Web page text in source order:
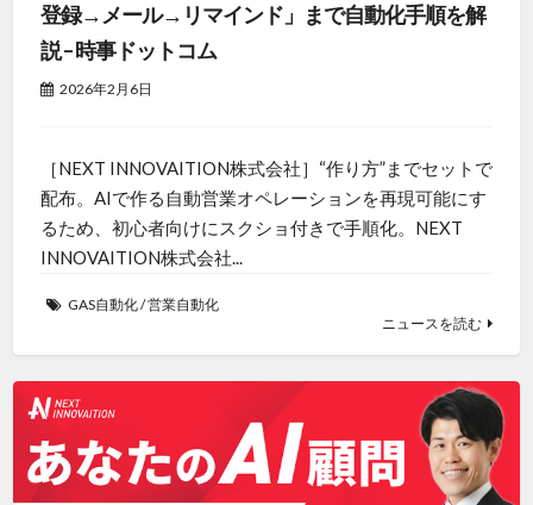
登録→メール→リマインド」まで自動化手順を解
説 – 時事ドットコム
2026年2月6日
［NEXT INNOVAITION株式会社］“作り方”までセットで
配布。AIで作る自動営業オペレーションを再現可能にす
るため、初心者向けにスクショ付きで手順化。NEXT
INNOVAITION株式会社...
GAS自動化/営業自動化
ニュースを読む